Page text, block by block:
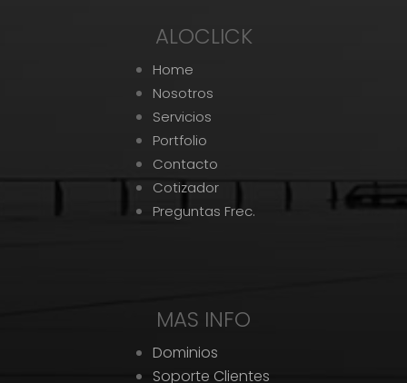
ALOCLICK
Home
Nosotros
Servicios
Portfolio
Contacto
Cotizador
Preguntas Frec.
MAS INFO
Dominios
Soporte Clientes